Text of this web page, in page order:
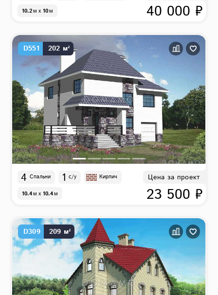
10.2м x 10м 40 000 ₽
D551 202 м²
4 Спальни 1 с/у Кирпич
10.4м x 10.4м
Цена за проект
23 500 ₽
D309 209 м²